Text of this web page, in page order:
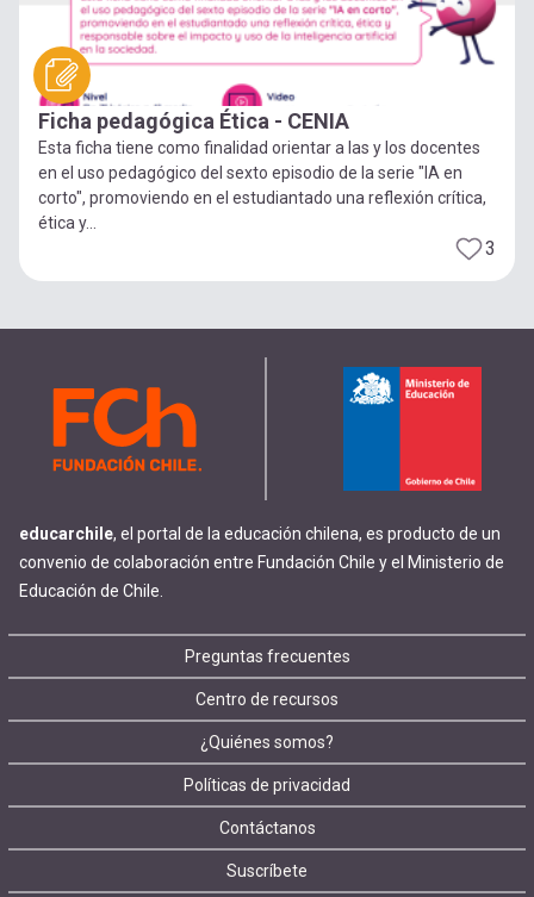
Ficha pedagógica Ética - CENIA
Esta ficha tiene como finalidad orientar a las y los docentes
en el uso pedagógico del sexto episodio de la serie "IA en
corto", promoviendo en el estudiantado una reflexión crítica,
ética y...
3
educarchile, el portal de la educación chilena, es producto de un
convenio de colaboración entre Fundación Chile y el Ministerio de
Educación de Chile.
Footer
menu
Preguntas frecuentes
Centro de recursos
¿Quiénes somos?
Políticas de privacidad
Contáctanos
Suscríbete